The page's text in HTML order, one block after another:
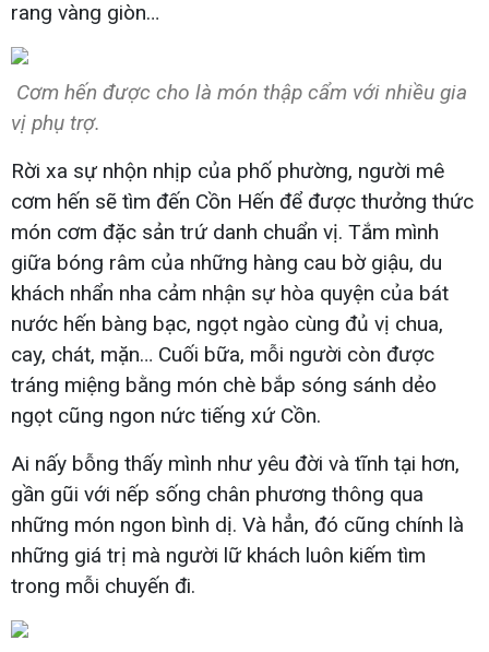
rang vàng giòn…
Cơm hến được cho là món thập cẩm với nhiều gia
vị phụ trợ.
Rời xa sự nhộn nhịp của phố phường, người mê
cơm hến sẽ tìm đến Cồn Hến để được thưởng thức
món cơm đặc sản trứ danh chuẩn vị. Tắm mình
giữa bóng râm của những hàng cau bờ giậu, du
khách nhẩn nha cảm nhận sự hòa quyện của bát
nước hến bàng bạc, ngọt ngào cùng đủ vị chua,
cay, chát, mặn… Cuối bữa, mỗi người còn được
tráng miệng bằng món chè bắp sóng sánh dẻo
ngọt cũng ngon nức tiếng xứ Cồn.
Ai nấy bỗng thấy mình như yêu đời và tĩnh tại hơn,
gần gũi với nếp sống chân phương thông qua
những món ngon bình dị. Và hẳn, đó cũng chính là
những giá trị mà người lữ khách luôn kiếm tìm
trong mỗi chuyến đi.